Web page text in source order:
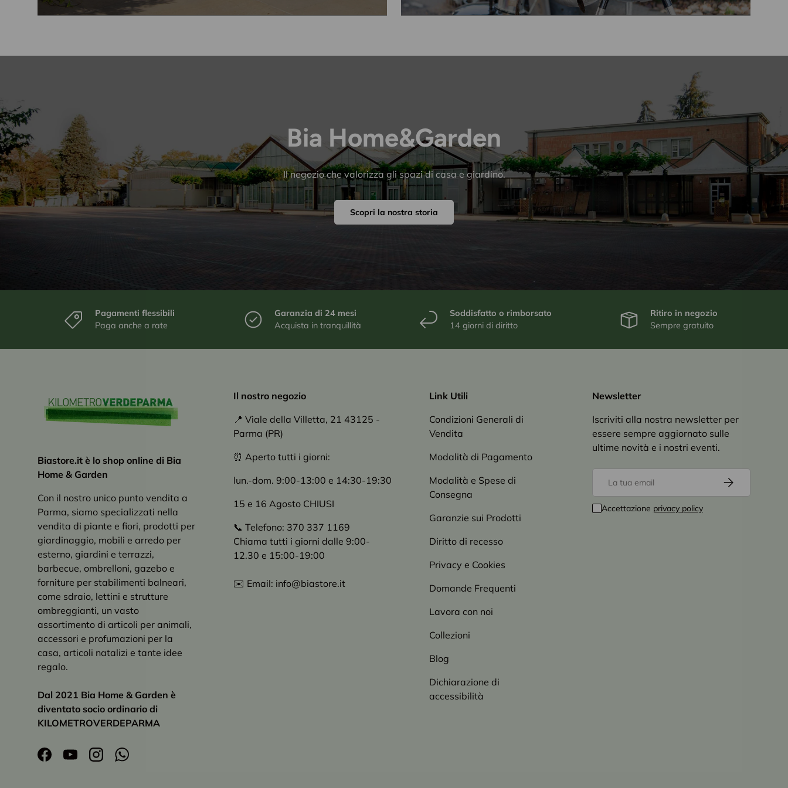
Bia Home&Garden
Il negozio che valorizza gli spazi di casa e giardino.
Scopri la nostra storia
Pagamenti flessibili
Paga anche a rate
Garanzia di 24 mesi
Acquista in tranquillità
Soddisfatto o rimborsato
14 giorni di diritto
Ritiro in negozio
Sempre gratuito
Biastore.it è lo shop online di Bia
Home & Garden
Con il nostro unico punto vendita a
Parma, siamo specializzati nella
vendita di piante e fiori, prodotti per
giardinaggio, mobili e arredo per
esterno, giardini e terrazzi,
barbecue, ombrelloni, gazebo e
forniture per stabilimenti balneari,
come sdraio, lettini e strutture
ombreggianti, un vasto
assortimento di articoli per animali,
accessori e profumazioni per la
casa, articoli natalizi e tante idee
regalo.
Dal 2021 Bia Home & Garden è
diventato socio ordinario di
KILOMETROVERDEPARMA
FacebookYouTubeInstagramWhatsApp
Il nostro negozio
📍 Viale della Villetta, 21 43125 -
Parma (PR)
⏰ Aperto tutti i giorni:
lun.-dom. 9:00-13:00 e 14:30-19:30
15 e 16 Agosto CHIUSI
📞 Telefono: 370 337 1169
Chiama tutti i giorni dalle 9:00-
12.30 e 15:00-19:00
✉️ Email: info@biastore.it
Link Utili
Condizioni Generali di
Vendita
Modalità di Pagamento
Modalità e Spese di
Consegna
Garanzie sui Prodotti
Diritto di recesso
Privacy e Cookies
Domande Frequenti
Lavora con noi
Collezioni
Blog
Dichiarazione di
accessibilità
Newsletter
Iscriviti alla nostra newsletter per
essere sempre aggiornato sulle
ultime novità e i nostri eventi.
Iscriviti
Accettazione privacy policy